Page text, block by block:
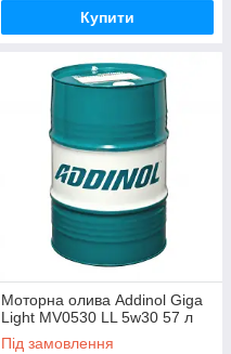
Купити
Моторна олива Addinol Giga
Light MV0530 LL 5w30 57 л
Під замовлення